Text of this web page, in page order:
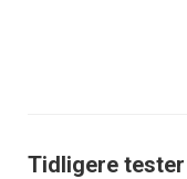
Tidligere tester